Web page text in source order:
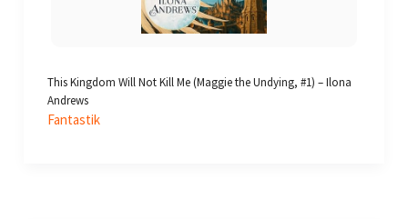
This Kingdom Will Not Kill Me (Maggie the Undying, #1) – Ilona
Andrews
Fantastik